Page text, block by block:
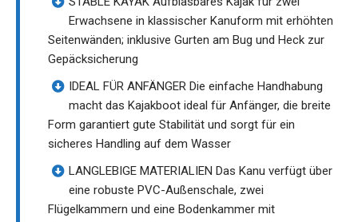
Erwachsene in klassischer Kanuform mit erhöhten
Seitenwänden; inklusive Gurten am Bug und Heck zur
Gepäcksicherung
IDEAL FÜR ANFÄNGER Die einfache Handhabung
macht das Kajakboot ideal für Anfänger, die breite
Form garantiert gute Stabilität und sorgt für ein
sicheres Handling auf dem Wasser
LANGLEBIGE MATERIALIEN Das Kanu verfügt über
eine robuste PVC-Außenschale, zwei
Flügelkammern und eine Bodenkammer mit